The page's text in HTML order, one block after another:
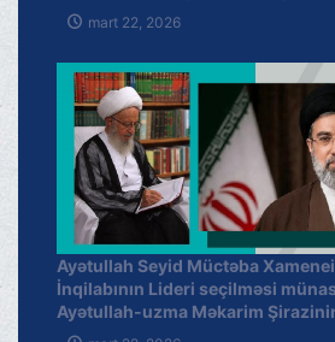
mart 22, 2026
Ayətullah Seyid Müctəba
İnqilabının Lideri seçilməsi
Ayətullah-uzma Məkarim